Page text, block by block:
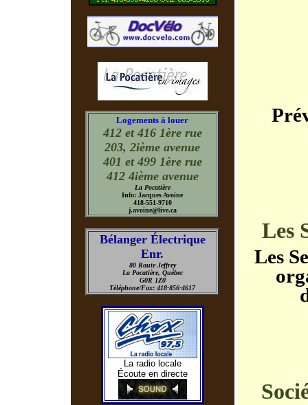
Les
Les
Logements à louer
412 et 416 1ère rue
203, 2ième avenue
401 et 499 1ère rue
412 4ième avenue
La Pocatière
Info: Jacques Avoine
418-551-9710
j.avoine@live.ca
Bélanger Électrique
Enr.
80 Route Jeffrey
La Pocatière, Québec
G0R 1Z0
Téléphone/Fax: 418-856-4617
La radio locale
Écoute en directe